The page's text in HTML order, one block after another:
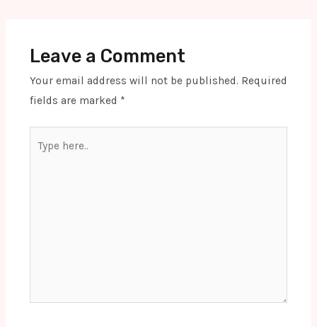
Leave a Comment
Your email address will not be published. Required
fields are marked *
here..